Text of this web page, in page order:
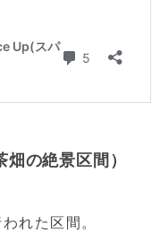
の絶景区間）
れた区間。